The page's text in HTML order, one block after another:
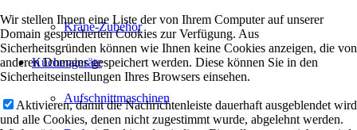
Kräne-Zubehör
Küchengeräte
Aufschnittmaschinen
Wir stellen Ihnen eine Liste der von Ihrem Computer auf unserer
Domain gespeicherten Cookies zur Verfügung. Aus
Sicherheitsgründen können wie Ihnen keine Cookies anzeigen, die von
anderen Domains gespeichert werden. Diese können Sie in den
Sicherheitseinstellungen Ihres Browsers einsehen.
Aktivieren, damit die Nachrichtenleiste dauerhaft ausgeblendet wird
und alle Cookies, denen nicht zugestimmt wurde, abgelehnt werden.